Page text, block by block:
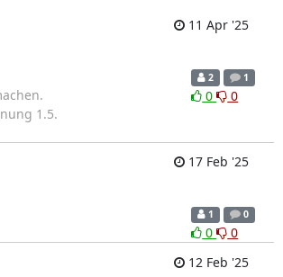
11 Apr '25
1.5.
2 1
0 0
17 Feb '25
1 0
0
0
12 Feb '25